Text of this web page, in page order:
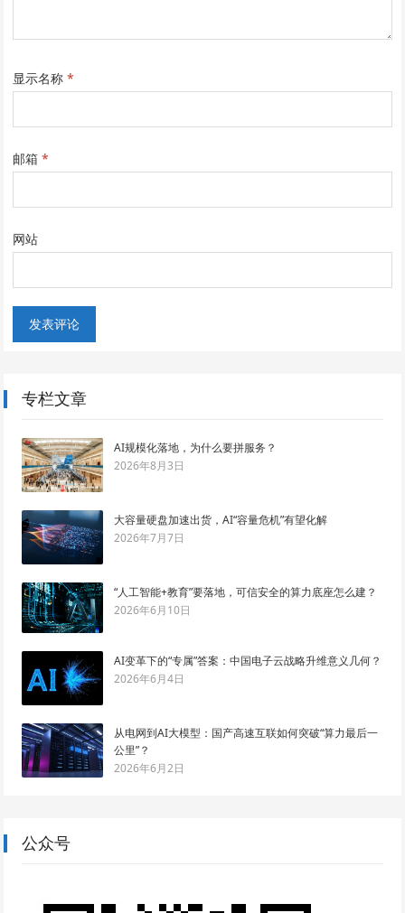
显示名称*
邮箱*
网站
专栏文章
AI规模化落地，为什么要拼服务？
2026年8月3日
大容量硬盘加速出货，AI“容量危机”有望化解
2026年7月7日
“人工智能+教育”要落地，可信安全的算力底座怎么建？
2026年6月10日
AI变革下的“专属”答案：中国电子云战略升维意义几何？
2026年6月4日
从电网到AI大模型：国产高速互联如何突破“算力最后一
公里”？
2026年6月2日
公众号